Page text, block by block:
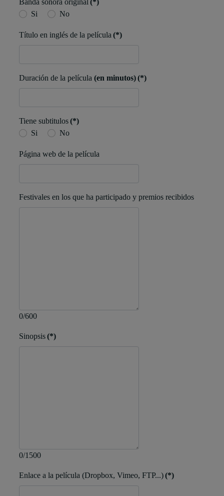
Banda sonora original (*)
Si
No
Título en inglés de la película (*)
Duración de la película (en minutos)(*)
Tiene subtitulos(*)
Si
No
Página web de la película
Festivales en los que ha participado y premios recibidos
0/600
Sinopsis(*)
0/1500
Enlace a la película (Dropbox, Vimeo, FTP...)(*)